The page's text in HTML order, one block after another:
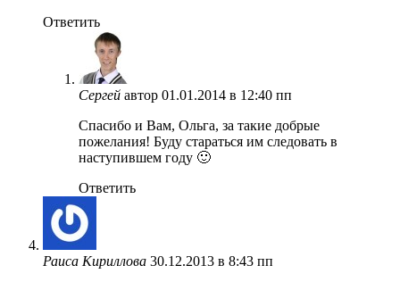
Ответить
Сергей автор 01.01.2014 в 12:40 пп
Спасибо и Вам, Ольга, за такие добрые
пожелания! Буду стараться им следовать в
наступившем году 🙂
Ответить
Раиса Кириллова 30.12.2013 в 8:43 пп